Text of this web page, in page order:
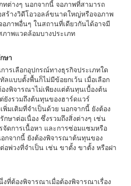
ทต่างๆ นอกจากนี้ จอภาพที่สามารถ
สร้างวิดีโอวอลล์ขนาดใหญ่หรือจอภาพ
ภาพอื่นๆ ในสถานที่เดียวกันได้อาจมี
าพแวดล้อมบางประเภท
ษา
รเลือกอุปกรณ์ทางธุรกิจประเภทใด
ลแบบตั้งพื้นก็ไม่มีข้อยกเว้น เมื่อเลือก
งพิจารณาไม่เพียงแต่ต้นทุนเบื้องต้น
ยังรวมถึงต้นทุนของฮาร์ดแวร์
มเติมที่จำเป็นด้วย นอกจากนี้ ยังต้อง
ษาต่อเนื่อง ซึ่งรวมถึงสิ่งต่างๆ เช่น
จัดการเนื้อหา และการซ่อมแซมหรือ
กจากนี้ ยังต้องพิจารณาต้นทุนของ
พ่วงที่จำเป็น เช่น ขาตั้ง ขาตั้ง หรือฝา
ที่ต้องพิจารณาเมื่อต้องพิจารณาเรื่อง